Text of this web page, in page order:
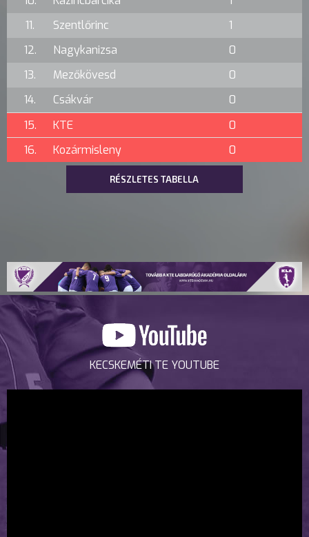
11.
Szentlőrinc
1
12.
Nagykanizsa
0
13.
Mezőkövesd
0
14.
Csákvár
0
15.
KTE
0
16.
Kozármisleny 0
RÉSZLETES TABELLA
KECSKEMÉTI TE YOUTUBE